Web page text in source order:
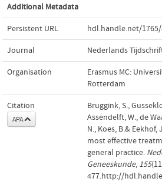
Additional Metadata
Persistent URL hdl.handle.net/1765/
Journal Nederlands
Organisation
Erasmus MC:
Rotterdam
Citation
APA
Bruggink, S.,
Assendelft, W., de
N., Koes, B.&
most effective
general practice.
Geneeskunde, 155
477.http://